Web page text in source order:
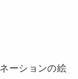
ーションの絵